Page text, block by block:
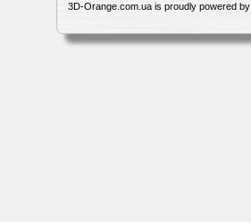
3D-Orange.com.ua is proudly powered by